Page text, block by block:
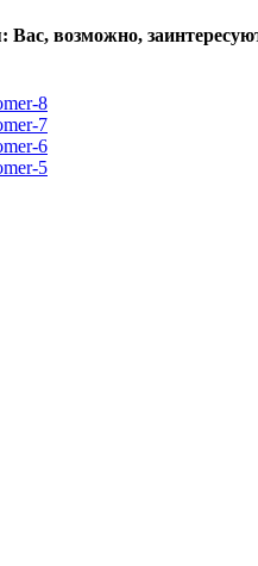
Вас, возможно,
8
7
6
5